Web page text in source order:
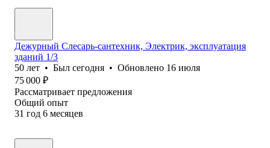
Дежурный Слесарь-сантехник, Электрик, эксплуатация
зданий 1/3
50 лет • Был сегодня • Обновлено 16 июля
75 000 ₽
Рассматривает предложения
Общий опыт
31 год 6 месяцев